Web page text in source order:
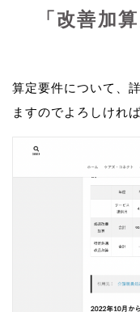
「改善加
算定要件について、
ますのでよろしけれ